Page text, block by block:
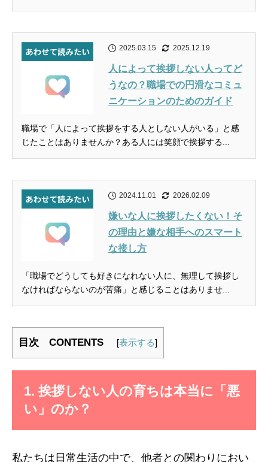
2025.03.15 2025.12.19
人によって挨拶しない人ってど
うなの？職場での円滑なコミュ
ニケーションのためのガイド
職場で「人によって挨拶をする人としない人がいる」と感
じたことはありませんか？ある人には笑顔で挨拶する...
2024.11.01 2026.02.09
嫌いな人に挨拶したくない！そ
の理由と嫌な相手へのスマート
な接し方
「職場でどうしても好きになれない人に、無理して挨拶し
なければならないのが苦痛」と感じることはありませ...
目次 CONTENTS [表示する]
1. 挨拶しない人の育ちは本当に「悪
い」のか？
私たちは日常生活の中で、他者との関わりにおい